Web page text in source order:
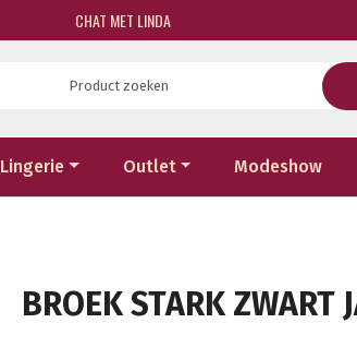
CHAT MET LINDA
Lingerie Outlet Modeshow
BROEK STARK ZWART